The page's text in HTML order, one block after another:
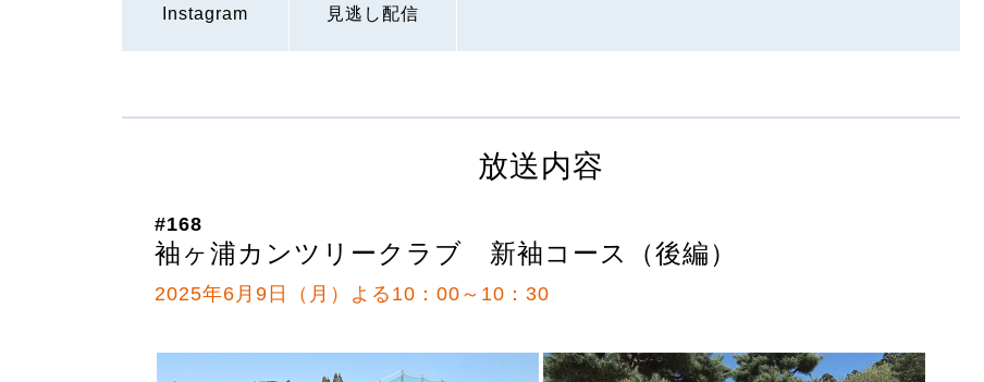
Instagram 見逃し配信
放送内容
#168
袖ヶ浦カンツリークラブ 新袖コース（後編）
2025年6月9日（月）よる10：00～10：30